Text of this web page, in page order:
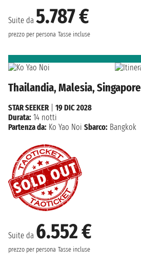
Suite da 5.787 €
prezzo per persona Tasse incluse
Thailandia, Malesia, Singapore
Suite da 6.552 €
prezzo per persona Tasse incluse
STAR SEEKER| 19 DIC 2028
Durata: 14 notti
Partenza da: Ko Yao Noi Sbarco: Bangkok